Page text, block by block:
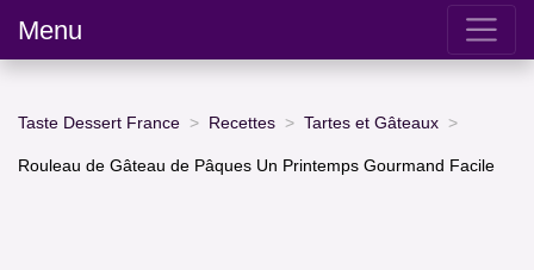
Menu
Taste Dessert France Recettes Tartes et Gâteaux
Rouleau de Gâteau de Pâques Un Printemps Gourmand Facile